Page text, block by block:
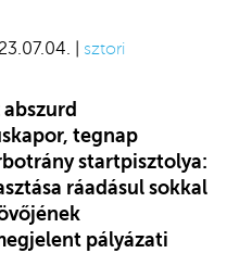
| sztori
tegnap
startpisztolya:
ráadásul sokkal
pályázati